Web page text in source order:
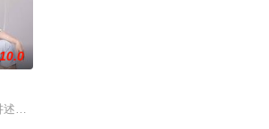
争后，国家蒙羞，张謇虽高中状
10.0
了他们在中意合作项目中面对专业挑战与境外竞